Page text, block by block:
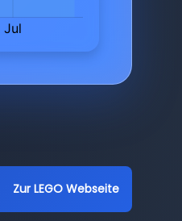
Zur LEGO Webseite